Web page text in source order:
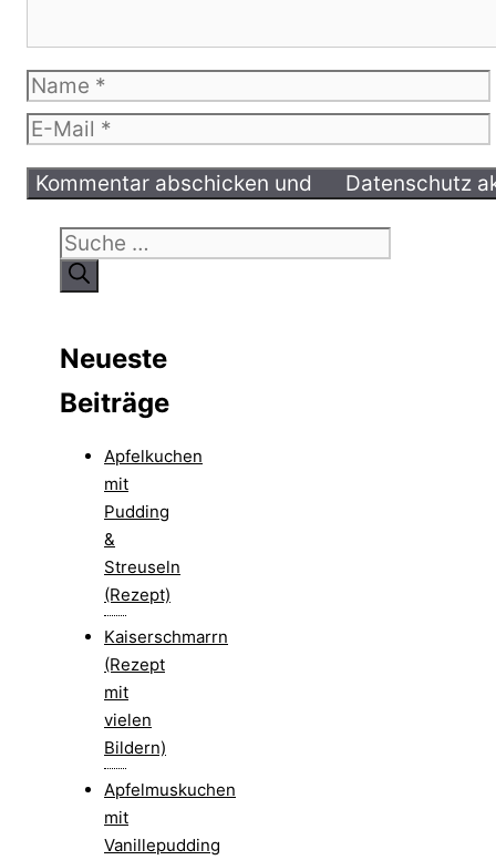
Name
E-
Mail
Suche
nach:
Neueste
Beiträge
Apfelkuchen
mit
Pudding
&
Streuseln
(Rezept)
Kaiserschmarrn
(Rezept
mit
vielen
Bildern)
Apfelmuskuchen
mit
Vanillepudding